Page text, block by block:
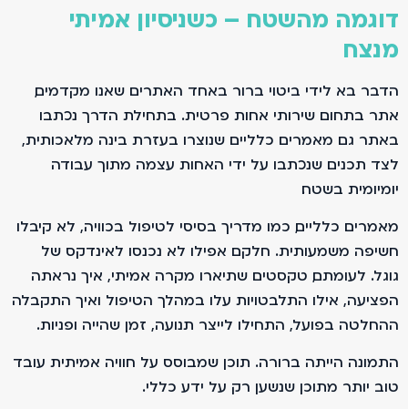
דוגמה מהשטח – כשניסיון אמיתי
מנצח
הדבר בא לידי ביטוי ברור באחד האתרים שאנו מקדמים,
אתר בתחום שירותי אחות פרטית. בתחילת הדרך נכתבו
באתר גם מאמרים כלליים שנוצרו בעזרת בינה מלאכותית,
לצד תכנים שנכתבו על ידי האחות עצמה מתוך עבודה
יומיומית בשטח.
מאמרים כלליים, כמו מדריך בסיסי לטיפול בכוויה, לא קיבלו
חשיפה משמעותית. חלקם אפילו לא נכנסו לאינדקס של
גוגל. לעומתם, טקסטים שתיארו מקרה אמיתי, איך נראתה
הפציעה, אילו התלבטויות עלו במהלך הטיפול ואיך התקבלה
ההחלטה בפועל, התחילו לייצר תנועה, זמן שהייה ופניות.
התמונה הייתה ברורה. תוכן שמבוסס על חוויה אמיתית עובד
טוב יותר מתוכן שנשען רק על ידע כללי.